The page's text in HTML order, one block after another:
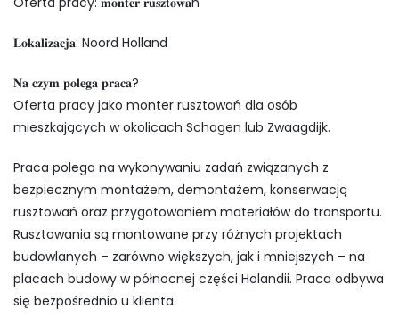
𝐋𝐨𝐤𝐚𝐥𝐢𝐳𝐚𝐜𝐣𝐚: Noord Holland
𝐍𝐚 𝐜𝐳𝐲𝐦 𝐩𝐨𝐥𝐞𝐠𝐚 𝐩𝐫𝐚𝐜𝐚?
Oferta pracy jako monter rusztowań dla osób
mieszkających w okolicach Schagen lub Zwaagdijk.
Praca polega na wykonywaniu zadań związanych z
bezpiecznym montażem, demontażem, konserwacją
rusztowań oraz przygotowaniem materiałów do transportu.
Rusztowania są montowane przy różnych projektach
budowlanych – zarówno większych, jak i mniejszych – na
placach budowy w północnej części Holandii. Praca odbywa
się bezpośrednio u klienta.